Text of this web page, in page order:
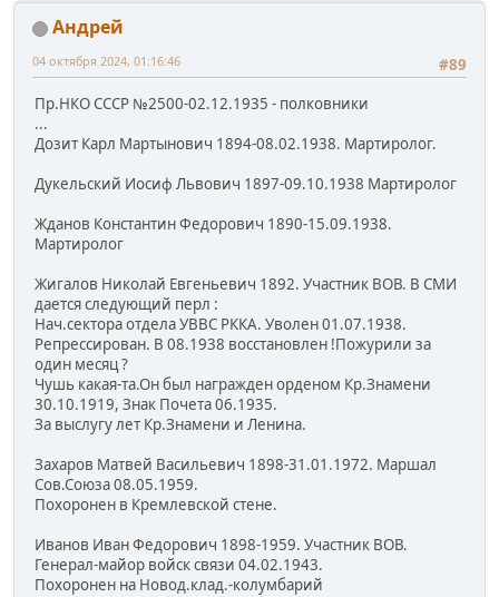
Андрей
#89
04 октября 2024, 01:16:46
Пр.НКО СССР №2500-02.12.1935 - полковники
...
Дозит Карл Мартынович 1894-08.02.1938. Мартиролог.
Дукельский Иосиф Львович 1897-09.10.1938 Мартиролог
Жданов Константин Федорович 1890-15.09.1938.
Мартиролог
Жигалов Николай Евгеньевич 1892. Участник ВОВ. В СМИ
дается следующий перл :
Нач.сектора отдела УВВС РККА. Уволен 01.07.1938.
Репрессирован. В 08.1938 восстановлен !Пожурили за
один месяц ?
Чушь какая-та.Он был награжден орденом Кр.Знамени
30.10.1919, Знак Почета 06.1935.
За выслугу лет Кр.Знамени и Ленина.
Захаров Матвей Васильевич 1898-31.01.1972. Маршал
Сов.Союза 08.05.1959.
Похоронен в Кремлевской стене.
Иванов Иван Федорович 1898-1959. Участник ВОВ.
Генерал-майор войск связи 04.02.1943.
Похоронен на Новод.клад.-колумбарий